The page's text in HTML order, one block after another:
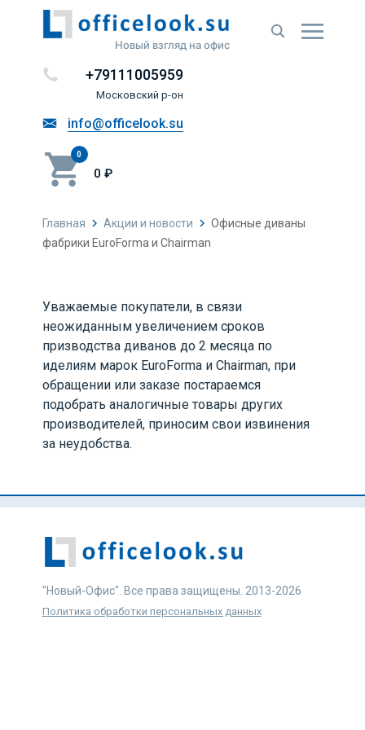
Новый взгляд на офис
+79111005959
Московский р-он
info@officelook.su
0
0 ₽
Главная Акции и новости
Офисные диваны
фабрики EuroForma и Chairman
Уважаемые покупатели, в связи
неожиданным увеличением сроков
призводства диванов до 2 месяца по
иделиям марок EuroForma и Chairman, при
обращении или заказе постараемся
подобрать аналогичные товары других
производителей, приносим свои извинения
за неудобства.
"Новый-Офис". Все права защищены. 2013-2026
Политика обработки персональных данных